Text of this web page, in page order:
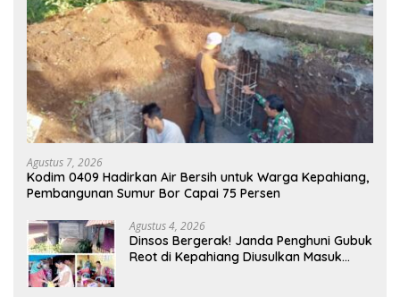
Agustus 7, 2026
Kodim 0409 Hadirkan Air Bersih untuk Warga Kepahiang,
Pembangunan Sumur Bor Capai 75 Persen
Agustus 4, 2026
Dinsos Bergerak! Janda Penghuni Gubuk
Reot di Kepahiang Diusulkan Masuk